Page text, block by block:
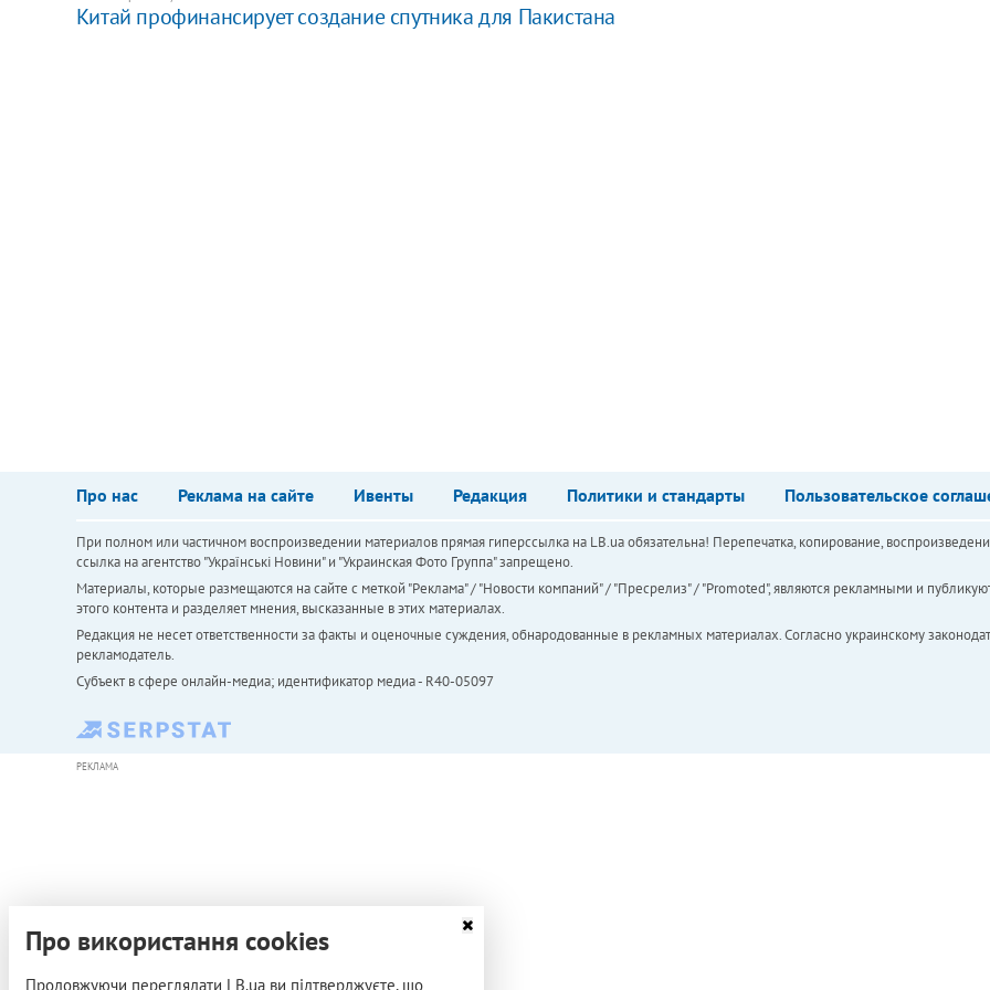
Китай профинансирует создание спутника для Пакистана
Про нас Реклама на сайте Ивенты Редакция Политики и стандарты Пользовательское
При полном или частичном воспроизведении материалов прямая гиперссылка на LB.ua обязательна! Перепечатка, копирование,
ссылка на агентство "Українськi Новини" и "Украинская Фото Группа" запрещено.
Материалы, которые размещаются на сайте с меткой "Реклама" / "Новости компаний" / "Пресрелиз" / "Promoted", являются рекламными и
этого контента и разделяет мнения, высказанные в этих материалах.
Редакция не несет ответственности за факты и оценочные суждения, обнародованные в рекламных материалах. Согласно украинскому
рекламодатель.
Субъект в сфере онлайн-медиа; идентификатор медиа - R40-05097
РЕКЛАМА
Про використання cookies
Продовжуючи переглядати LB.ua ви підтверджуєте, що